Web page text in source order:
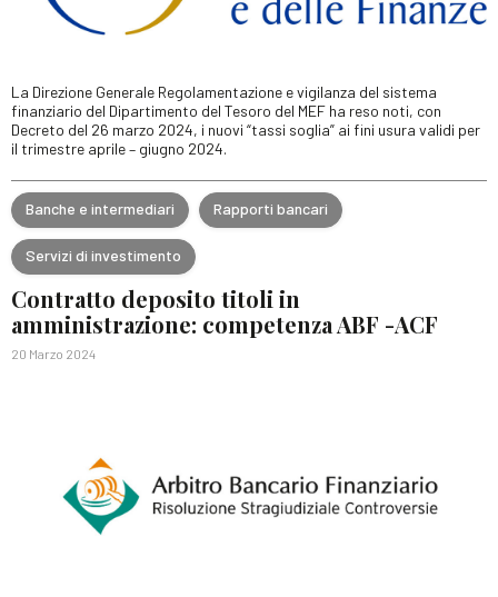
La Direzione Generale Regolamentazione e vigilanza del sistema
finanziario del Dipartimento del Tesoro del MEF ha reso noti, con
Decreto del 26 marzo 2024, i nuovi “tassi soglia” ai fini usura validi per
il trimestre aprile – giugno 2024.
Banche e intermediari Rapporti bancari
Servizi di investimento
Contratto deposito titoli in
amministrazione: competenza ABF -ACF
20 Marzo 2024